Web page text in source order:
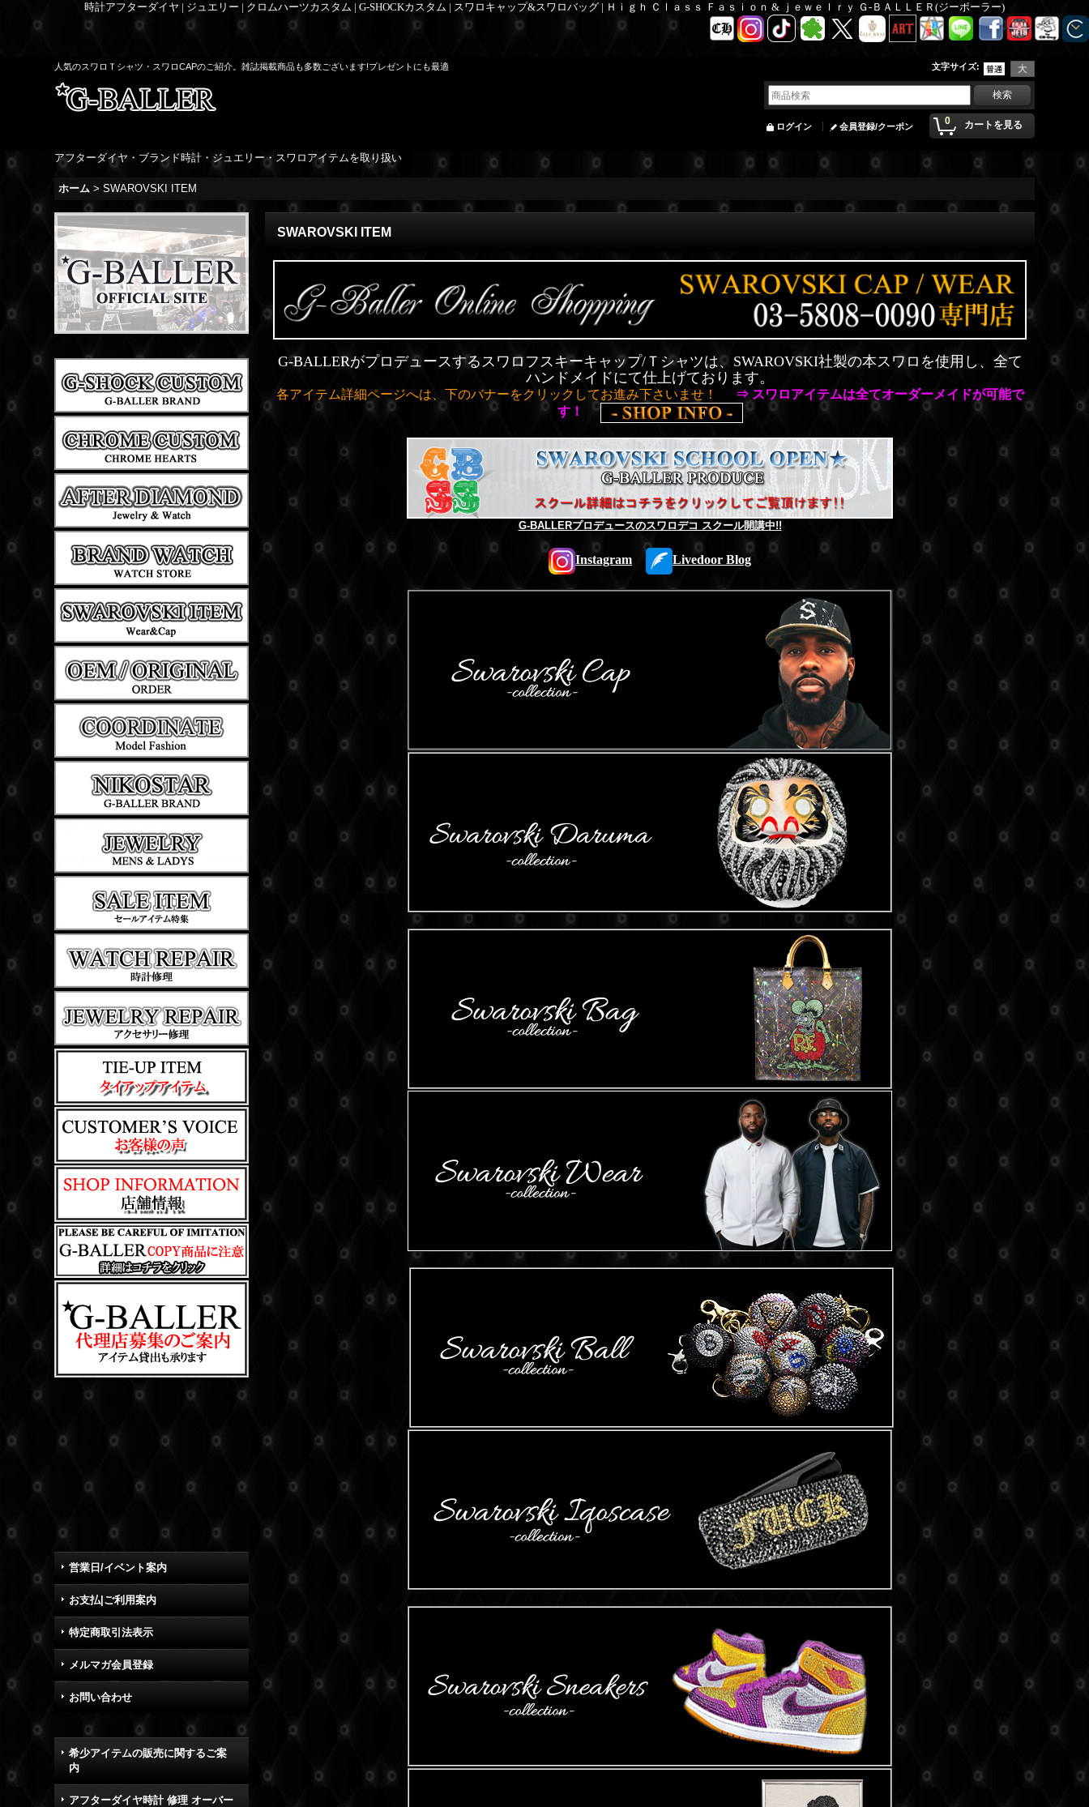
時計アフターダイヤ | ジュエリー | クロムハーツカスタム | G-SHOCKカスタム | スワロキャップ&スワロバッグ | Ｈｉｇｈ Ｃｌａｓｓ Ｆａｓｉｏｎ & ｊｅｗｅｌｒｙ Ｇ-ＢＡＬＬＥＲ(ジーボーラー)
人気のスワロＴシャツ・スワロCAPのご紹介。雑誌掲載商品も多数ございます!プレゼントにも最適 文字サイズ:
0 カートを見る
ログイン 会員登録/クーポン
アフターダイヤ・ブランド時計・ジュエリー・スワロアイテムを取り扱い
ホーム > SWAROVSKI ITEM
営業日/イベント案内
お支払|ご利用案内
特定商取引法表示
メルマガ会員登録
お問い合わせ
希少アイテムの販売に関するご案
内
アフターダイヤ時計 修理 オーバー
SWAROVSKI ITEM
G-BALLERがプロデュースするスワロフスキーキャップ/Ｔシャツは、SWAROVSKI社製の本スワロを使用し、全て
ハンドメイドにて仕上げております。
各アイテム詳細ページへは、下のバナーをクリックしてお進み下さいませ！
⇒ スワロアイテムは全てオーダーメイドが可能で
す！
G-BALLERプロデュースのスワロデコ スクール開講中!!
Instagram Livedoor Blog